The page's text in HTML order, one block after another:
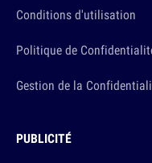
Conditions d'utilisation
Politique de
Gestion de la
PUBLICITÉ